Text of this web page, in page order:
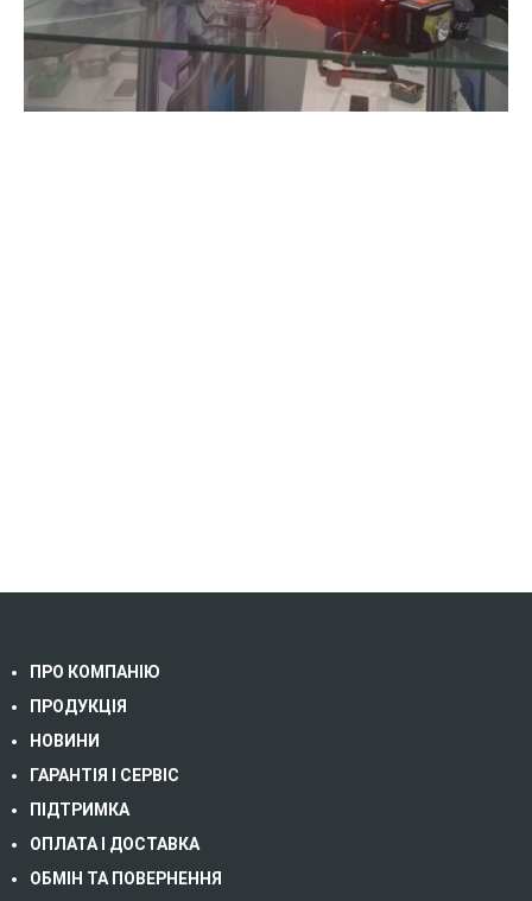
ПРО КОМПАНІЮ
ПРОДУКЦІЯ
НОВИНИ
ГАРАНТІЯ І СЕРВІС
ПІДТРИМКА
ОПЛАТА І ДОСТАВКА
ОБМІН ТА ПОВЕРНЕННЯ